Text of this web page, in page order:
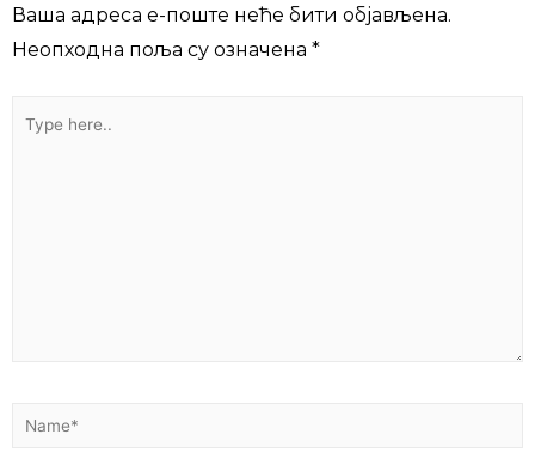
Ваша адреса е-поште неће бити објављена.
Неопходна поља су означена *